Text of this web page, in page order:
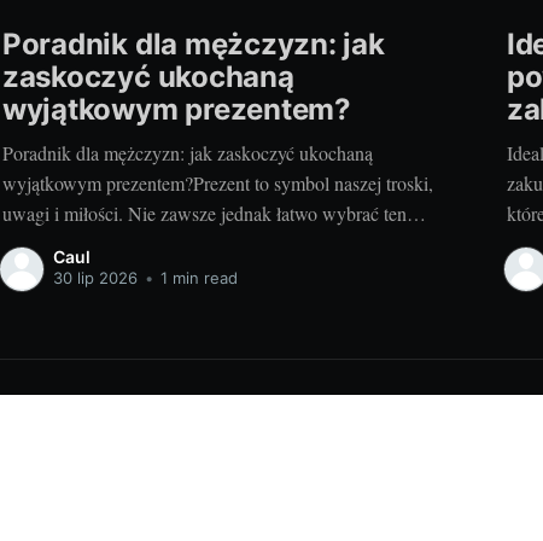
Poradnik dla mężczyzn: jak
zaskoczyć ukochaną
wyjątkowym prezentem?
Poradnik dla mężczyzn: jak zaskoczyć ukochaną
wyjątkowym prezentem?Prezent to symbol naszej troski,
uwagi i miłości. Nie zawsze jednak łatwo wybrać ten
odpowiedni, który zachwyci ukochaną osobę. Czy jest na
to jakiś sprawdzony przepis? Jak zaskoczyć wyjątkowym
Caul
30 lip 2026 • 1 min read